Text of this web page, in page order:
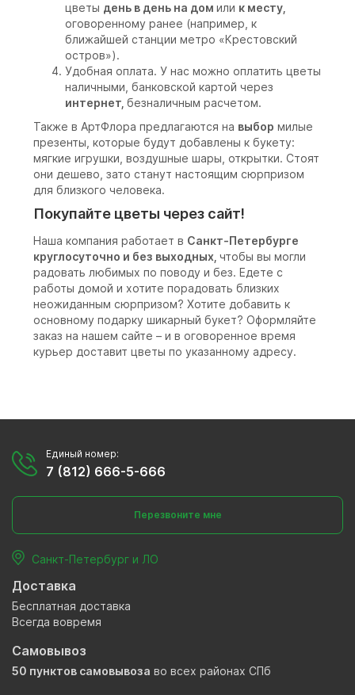
цветы день в день на дом или к месту,
оговоренному ранее (например, к
ближайшей станции метро «Крестовский
остров»).
Удобная оплата. У нас можно оплатить цветы
наличными, банковской картой через
интернет, безналичным расчетом.
Также в АртФлора предлагаются на выбор милые
презенты, которые будут добавлены к букету:
мягкие игрушки, воздушные шары, открытки. Стоят
они дешево, зато станут настоящим сюрпризом
для близкого человека.
Покупайте цветы через сайт!
Наша компания работает в Санкт-Петербурге
круглосуточно и без выходных, чтобы вы могли
радовать любимых по поводу и без. Едете с
работы домой и хотите порадовать близких
неожиданным сюрпризом? Хотите добавить к
основному подарку шикарный букет? Оформляйте
заказ на нашем сайте – и в оговоренное время
курьер доставит цветы по указанному адресу.
Единый номер:
7 (812) 666-5-666
Перезвоните мне
Санкт-Петербург и ЛО
Доставка
Бесплатная доставка
Всегда вовремя
Самовывоз
50 пунктов самовывоза во всех районах СПб